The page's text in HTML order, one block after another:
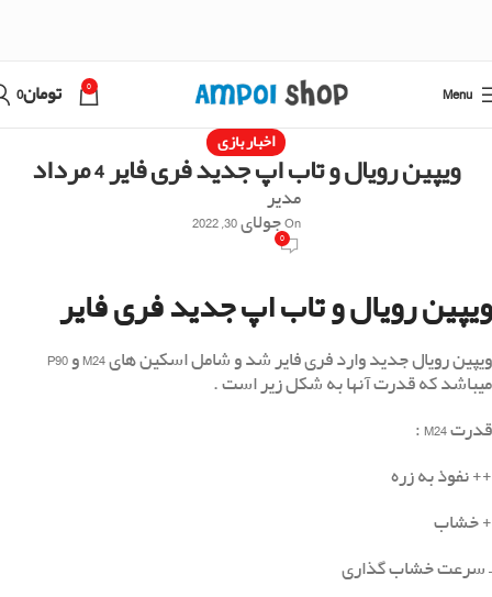
Menu
0 تومان0
اخبار بازی
ویپین رویال و تاب اپ جدید فری فایر 4 مرداد
مدیر
On جولای 30, 2022
0
ویپین رویال و تاب اپ جدید فری فایر
ویپین رویال جدید وارد فری فایر شد و شامل اسکین های M24 و P90
میباشد که قدرت آنها به شکل زیر است .
قدرت M24 :
++ نفوذ به زره
+ خشاب
– سرعت خشاب گذاری